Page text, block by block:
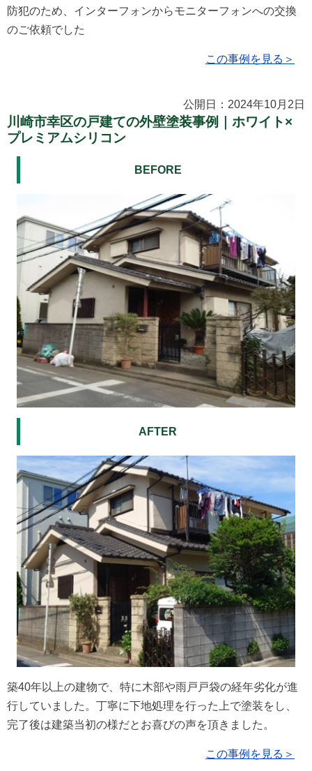
防犯のため、インターフォンからモニターフォンへの交換
のご依頼でした
この事例を見る＞
公開日：2024年10月2日
川崎市幸区の戸建ての外壁塗装事例｜ホワイト×
プレミアムシリコン
BEFORE
AFTER
築40年以上の建物で、特に木部や雨戸戸袋の経年劣化が進
行していました。丁寧に下地処理を行った上で塗装をし、
完了後は建築当初の様だとお喜びの声を頂きました。
この事例を見る＞